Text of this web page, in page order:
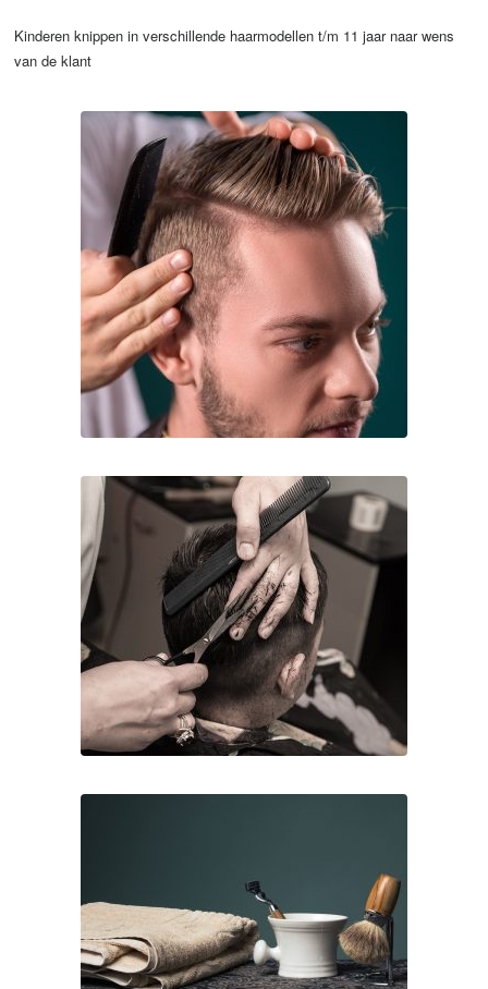
Kinderen knippen in verschillende haarmodellen t/m 11 jaar naar wens
van de klant